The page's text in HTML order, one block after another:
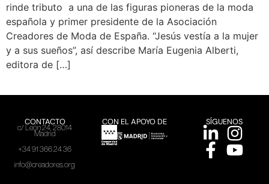
rinde tributo a una de las figuras pioneras de la moda
española y primer presidente de la Asociación
Creadores de Moda de España. “Jesús vestía a la mujer
y a sus sueños”, así describe María Eugenia Alberti,
editora de […]
CONTACTO
c/ León 24, 28014
Madrid
+34 91 366 24 36
info@creadores.org
CON EL APOYO DE SÍGUENOS